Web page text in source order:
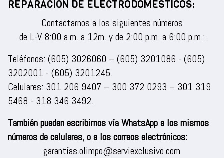
REPARACIÓN DE ELECTRODOMÉSTICOS:
Contactarnos a los siguientes números
de L-V 8:00 a.m. a 12m. y de 2:00 p.m. a 6:00 p.m.:
Teléfonos: (605) 3026060 – (605) 3201086 - (605)
3202001 - (605) 3201245.
Celulares: 301 206 9407 – 300 372 0293 – 301 319
5468 - 318 346 3492.
También pueden escribirnos vía WhatsApp a los mismos
números de celulares, o a los correos electrónicos:
garantías.olimpo@serviexclusivo.com